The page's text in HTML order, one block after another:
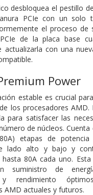
desbloquea el pestillo
PCIe con un solo
el proceso de
de la placa base
actualizarla con una
Power
estable es crucial
los procesadores AMD.
para satisfacer las
de núcleos. Cuenta
etapas de potencia
lado alto y bajo y
80A cada uno. Esta
suministro de
y rendimiento
AMD actuales y futuros.